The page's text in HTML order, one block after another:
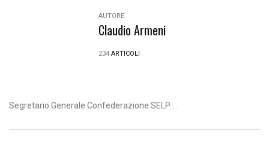
AUTORE
Claudio Armeni
234 ARTICOLI
Segretario Generale Confederazione SELP ...